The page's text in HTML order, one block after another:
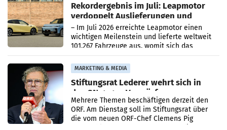
Rekordergebnis im Juli: Leapmotor
verdoppelt Auslieferungen und
überschreitet die 100.000er-Marke
– Im Juli 2026 erreichte Leapmotor einen
wichtigen Meilenstein und lieferte weltweit
101.267 Fahrzeuge aus, womit sich das
Ergebnis gegenüber Juli 2025 mehr als
verdoppelte (+102
MARKETING & MEDIA
Stiftungsrat Lederer wehrt sich in
den SN gegen Vorwürfe
Mehrere Themen beschäftigen derzeit den
ORF. Am Dienstag soll im Stiftungsrat über
die vom neuen ORF-Chef Clemens Pig